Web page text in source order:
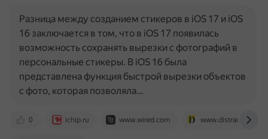
0 ichip.ru www.wired.com www.distractify.com
Разница между созданием стикеров в iOS 17 и iOS
16 заключается в том, что в iOS 17 появилась
возможность сохранять вырезки с фотографий в
персональные стикеры. В iOS 16 была
представлена функция быстрой вырезки объектов
с фото, которая позволяла…